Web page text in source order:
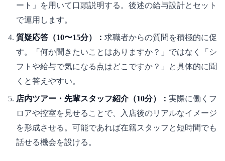
ート」を用いて口頭説明する。後述の給与設計とセット
で運用します。
質疑応答（10〜15分）： 求職者からの質問を積極的に促
す。「何か聞きたいことはありますか？」ではなく「シ
フトや給与で気になる点はどこですか？」と具体的に聞
くと答えやすい。
店内ツアー・先輩スタッフ紹介（10分）： 実際に働くフ
ロアや控室を見せることで、入店後のリアルなイメージ
を形成させる。可能であれば在籍スタッフと短時間でも
話せる機会を設ける。